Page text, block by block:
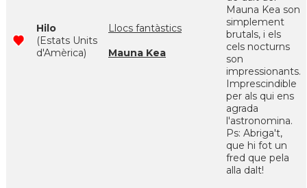
Hilo
(Estats Units
d'Amèrica)
Llocs fantàstics
Mauna Kea
Mauna Kea son
simplement
brutals, i els
cels nocturns
son
impressionants.
Imprescindible
per als qui ens
agrada
l'astronomina.
Ps: Abriga't,
que hi fot un
fred que pela
alla dalt!